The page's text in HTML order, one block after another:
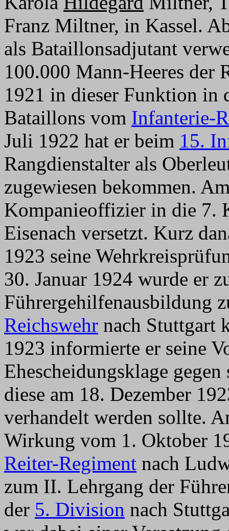
Franz Miltner, in Kassel.
als Bataillonsadjutant
100.000 Mann-Heeres der
1921 in dieser Funktion in
Bataillons vom Infanterie-
Juli 1922 hat er beim 15.
Rangdienstalter als
zugewiesen bekommen.
Kompanieoffizier in die 7.
Eisenach versetzt. Kurz
1923 seine
30. Januar 1924 wurde er
Führergehilfenausbildung
Reichswehr nach Stuttgart
1923 informierte er seine
Ehescheidungsklage
diese am 18. Dezember
verhandelt werden sollte.
Wirkung vom 1. Oktober
Reiter-Regiment nach
zum II. Lehrgang der
der 5. Division nach